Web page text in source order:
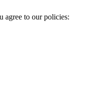
agree to our policies: